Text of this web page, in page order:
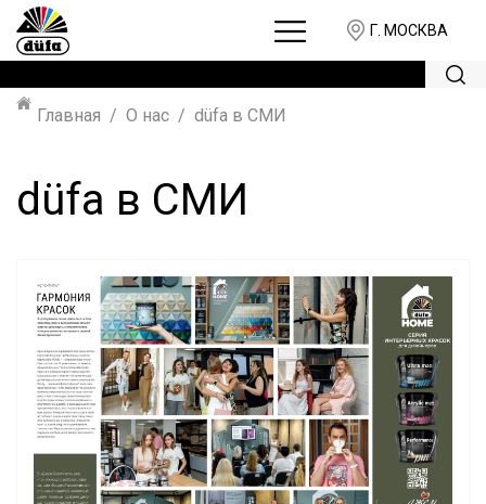
Г. МОСКВА
Главная О нас düfa в СМИ
düfa в СМИ